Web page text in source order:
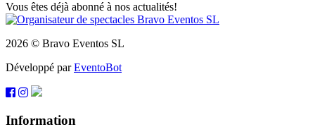
Vous êtes déjà abonné à nos actualités!
2026 © Bravo Eventos SL
Développé parEventoBot
Information